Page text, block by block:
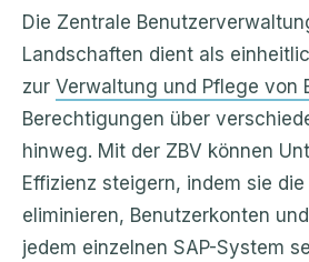
Die Zentrale
Landschaften dient als
zur Verwaltung und Pflege von
Berechtigungen über
hinweg. Mit der ZBV können
Effizienz steigern, indem sie
eliminieren, Benutzerkonten
jedem einzelnen SAP-System